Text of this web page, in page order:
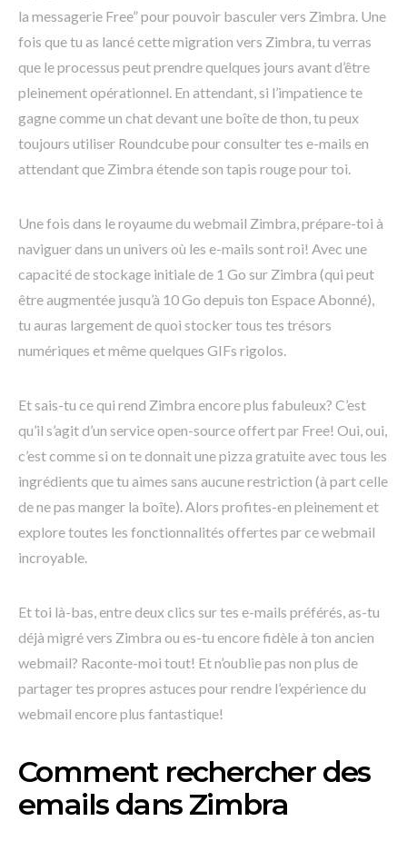
la messagerie Free” pour pouvoir basculer vers Zimbra. Une
fois que tu as lancé cette migration vers Zimbra, tu verras
que le processus peut prendre quelques jours avant d’être
pleinement opérationnel. En attendant, si l’impatience te
gagne comme un chat devant une boîte de thon, tu peux
toujours utiliser Roundcube pour consulter tes e-mails en
attendant que Zimbra étende son tapis rouge pour toi.
Une fois dans le royaume du webmail Zimbra, prépare-toi à
naviguer dans un univers où les e-mails sont roi! Avec une
capacité de stockage initiale de 1 Go sur Zimbra (qui peut
être augmentée jusqu’à 10 Go depuis ton Espace Abonné),
tu auras largement de quoi stocker tous tes trésors
numériques et même quelques GIFs rigolos.
Et sais-tu ce qui rend Zimbra encore plus fabuleux? C’est
qu’il s’agit d’un service open-source offert par Free! Oui, oui,
c’est comme si on te donnait une pizza gratuite avec tous les
ingrédients que tu aimes sans aucune restriction (à part celle
de ne pas manger la boîte). Alors profites-en pleinement et
explore toutes les fonctionnalités offertes par ce webmail
incroyable.
Et toi là-bas, entre deux clics sur tes e-mails préférés, as-tu
déjà migré vers Zimbra ou es-tu encore fidèle à ton ancien
webmail? Raconte-moi tout! Et n’oublie pas non plus de
partager tes propres astuces pour rendre l’expérience du
webmail encore plus fantastique!
Comment rechercher des
emails dans Zimbra